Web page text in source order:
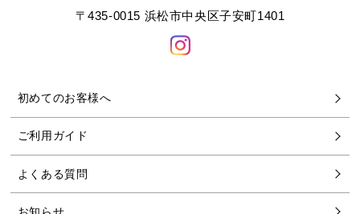
〒435-0015 浜松市中央区子安町1401
初めてのお客様へ
ご利用ガイド
よくある質問
お知らせ